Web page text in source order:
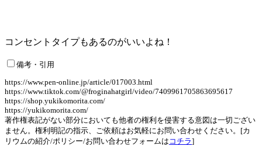
コンセントタイプもあるのがいいよね！
備考・引用
https://www.pen-online.jp/article/017003.html
https://www.tiktok.com/@froginahatgirl/video/7409961705863695617
https://shop.yukikomorita.com/
https://yukikomorita.com/
著作権表記がない部分においても他者の権利を侵害する意図は一切ござい
ません。権利明記の指示、ご依頼はお気軽にお問い合わせください。[カ
リウムの紹介/ポリシー/お問い合わせフォームは コチラ]